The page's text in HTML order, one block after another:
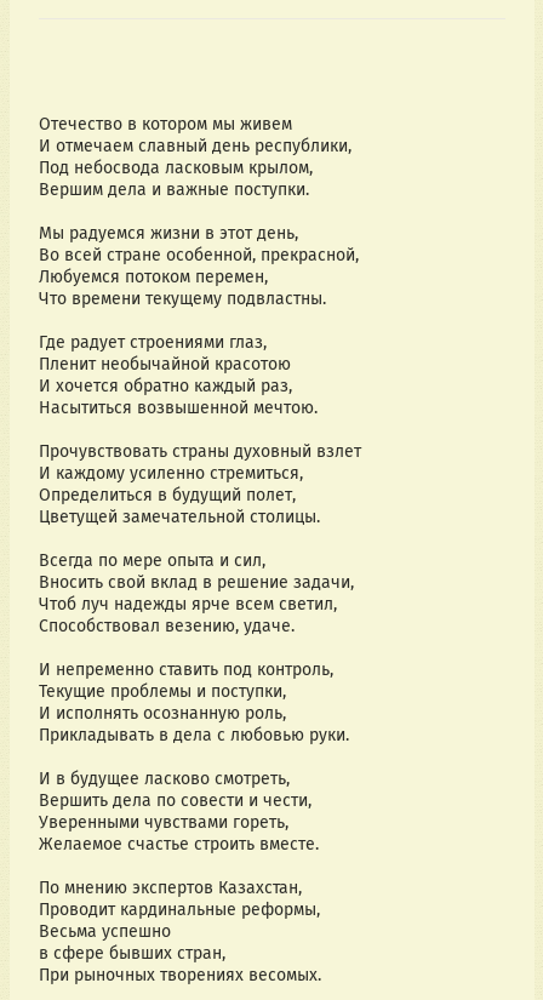
Отечество в котором мы живем
И отмечаем славный день республики,
Под небосвода ласковым крылом,
Вершим дела и важные поступки.
Мы радуемся жизни в этот день,
Во всей стране особенной, прекрасной,
Любуемся потоком перемен,
Что времени текущему подвластны.
Где радует строениями глаз,
Пленит необычайной красотою
И хочется обратно каждый раз,
Насытиться возвышенной мечтою.
Прочувствовать страны духовный взлет
И каждому усиленно стремиться,
Определиться в будущий полет,
Цветущей замечательной столицы.
Всегда по мере опыта и сил,
Вносить свой вклад в решение задачи,
Чтоб луч надежды ярче всем светил,
Способствовал везению, удаче.
И непременно ставить под контроль,
Текущие проблемы и поступки,
И исполнять осознанную роль,
Прикладывать в дела с любовью руки.
И в будущее ласково смотреть,
Вершить дела по совести и чести,
Уверенными чувствами гореть,
Желаемое счастье строить вместе.
По мнению экспертов Казахстан,
Проводит кардинальные реформы,
Весьма успешно
в сфере бывших стран,
При рыночных творениях весомых.